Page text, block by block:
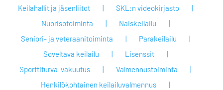
Keilahallit ja jäsenliitot
SKL:n videokirjasto
Nuorisotoiminta
Naiskeilailu
Seniori- ja veteraanitoiminta
Parakeilailu
Soveltava keilailu
Lisenssit
Sporttiturva-vakuutus
Valmennustoiminta
Henkilökohtainen keilailuvalmennus